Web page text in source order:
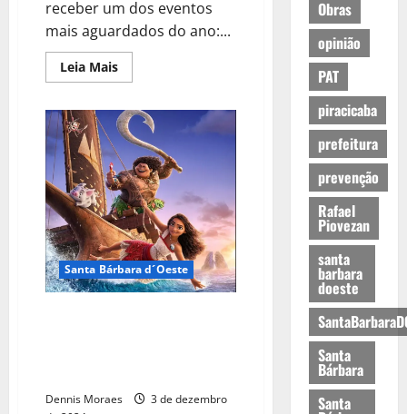
receber um dos eventos
mais aguardados do ano:...
Leia Mais
Santa Bárbara d´Oeste
Dennis Moraes
3 de dezembro
Obras
opinião
PAT
piracicaba
prefeitura
prevenção
Rafael
Piovezan
santa
barbara
doeste
Santa
Bárbara
Santa